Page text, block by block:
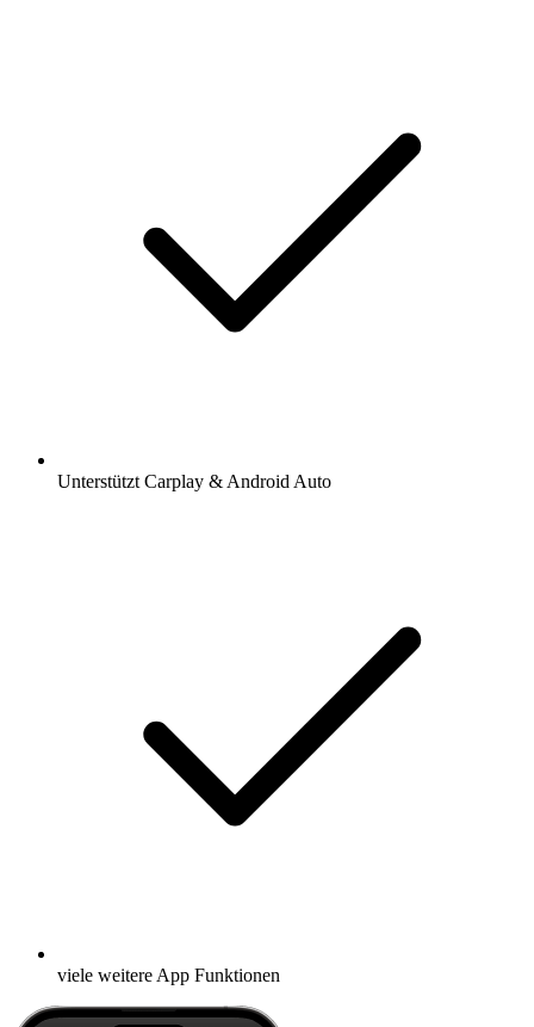
Unterstützt Carplay & Android Auto
viele weitere App Funktionen